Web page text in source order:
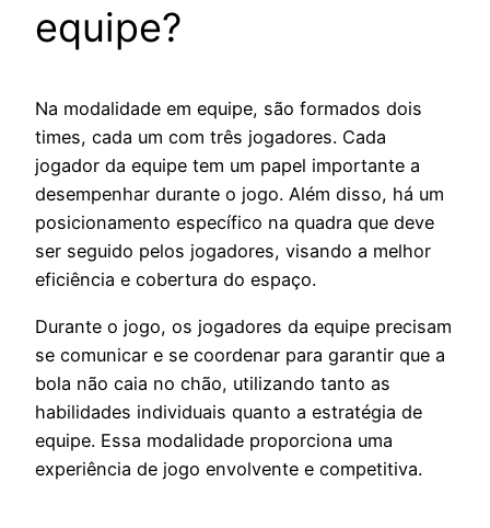
equipe?
Na modalidade em equipe, são formados dois
times, cada um com três jogadores. Cada
jogador da equipe tem um papel importante a
desempenhar durante o jogo. Além disso, há um
posicionamento específico na quadra que deve
ser seguido pelos jogadores, visando a melhor
eficiência e cobertura do espaço.
Durante o jogo, os jogadores da equipe precisam
se comunicar e se coordenar para garantir que a
bola não caia no chão, utilizando tanto as
habilidades individuais quanto a estratégia de
equipe. Essa modalidade proporciona uma
experiência de jogo envolvente e competitiva.